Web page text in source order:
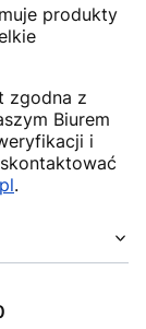
produkty
zgodna z
Biurem
i
.